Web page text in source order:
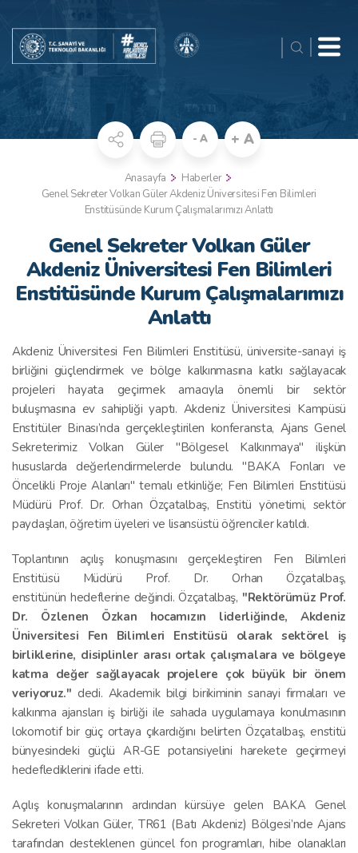
- A + A
Anasayfa
Haberler
Genel Sekreter Volkan Güler Akdeniz Üniversitesi Fen Bilimleri
Enstitüsünde Kurum Çalışmalarımızı Anlattı
Genel Sekreter Volkan Güler
Akdeniz Üniversitesi Fen Bilimleri
Enstitüsünde Kurum Çalışmalarımızı
Anlattı
Akdeniz Üniversitesi Fen Bilimleri Enstitüsü, üniversite-sanayi iş
birliğini güçlendirmek ve bölge kalkınmasına katkı sağlayacak
projeleri hayata geçirmek amacıyla önemli bir sektör
buluşmasına ev sahipliği yaptı. Akdeniz Üniversitesi Kampüsü
Enstitüler Binası’nda gerçekleştirilen konferansta, Ajans Genel
Sekreterimiz Volkan Güler "Bölgesel Kalkınmaya" ilişkün
hususlarda değerlendirmelerde bulundu. "BAKA Fonları ve
Öncelikli Proje Alanları" temalı etkinliğe; Fen Bilimleri Enstitüsü
Müdürü Prof. Dr. Orhan Özçatalbaş, Enstitü yönetimi, sektör
paydaşları, öğretim üyeleri ve lisansüstü öğrenciler katıldı.
Toplantının açılış konuşmasını gerçekleştiren Fen Bilimleri
Enstitüsü Müdürü Prof. Dr. Orhan Özçatalbaş,
enstitünün hedeflerine değindi. Özçatalbaş, "Rektörümüz Prof.
Dr. Özlenen Özkan hocamızın liderliğinde, Akdeniz
Üniversitesi Fen Bilimleri Enstitüsü olarak sektörel iş
birliklerine, disiplinler arası ortak çalışmalara ve bölgeye
katma değer sağlayacak projelere çok büyük bir önem
veriyoruz." dedi. Akademik bilgi birikiminin sanayi firmaları ve
kalkınma ajansları iş birliği ile sahada uygulamaya konulmasının
lokomotif bir güç ortaya çıkardığını belirten Özçatalbaş, enstitü
bünyesindeki güçlü AR-GE potansiyelini harekete geçirmeyi
hedeflediklerini ifade etti.
Açılış konuşmalarının ardından kürsüye gelen BAKA Genel
Sekreteri Volkan Güler, TR61 (Batı Akdeniz) Bölgesi’nde Ajans
tarafından desteklenen güncel fon programları, hibe olanakları